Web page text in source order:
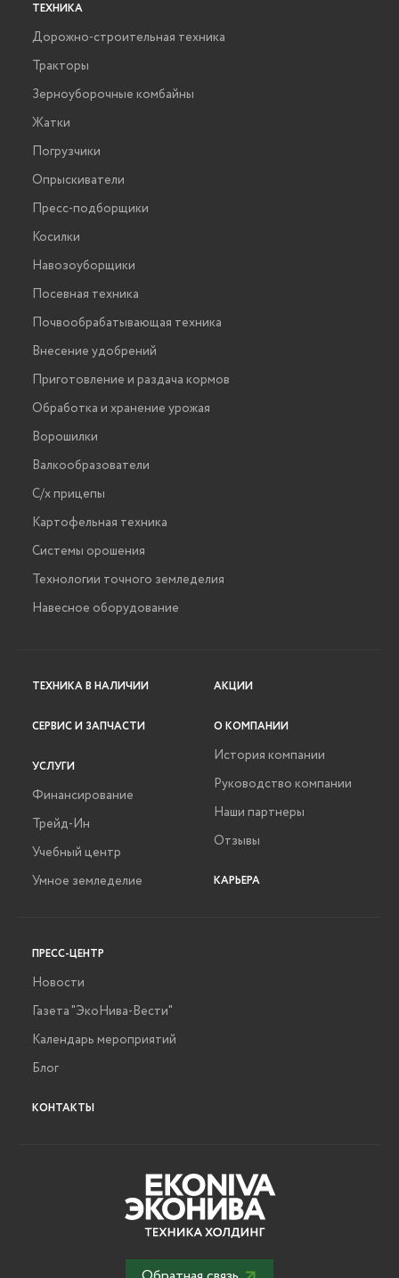
ТЕХНИКА
Дорожно-строительная техника
Тракторы
Зерноуборочные комбайны
Жатки
Погрузчики
Опрыскиватели
Пресс-подборщики
Косилки
Навозоуборщики
Посевная техника
Почвообрабатывающая техника
Внесение удобрений
Приготовление и раздача кормов
Обработка и хранение урожая
Ворошилки
Валкообразователи
С/х прицепы
Картофельная техника
Системы орошения
Технологии точного земледелия
Навесное оборудование
ТЕХНИКА В НАЛИЧИИ
СЕРВИС И ЗАПЧАСТИ
УСЛУГИ
Финансирование
Трейд-Ин
Учебный центр
Умное земледелие
АКЦИИ
О КОМПАНИИ
История компании
Руководство компании
Наши партнеры
Отзывы
КАРЬЕРА
ПРЕСС-ЦЕНТР
Новости
Газета "ЭкоНива-Вести"
Календарь мероприятий
Блог
КОНТАКТЫ